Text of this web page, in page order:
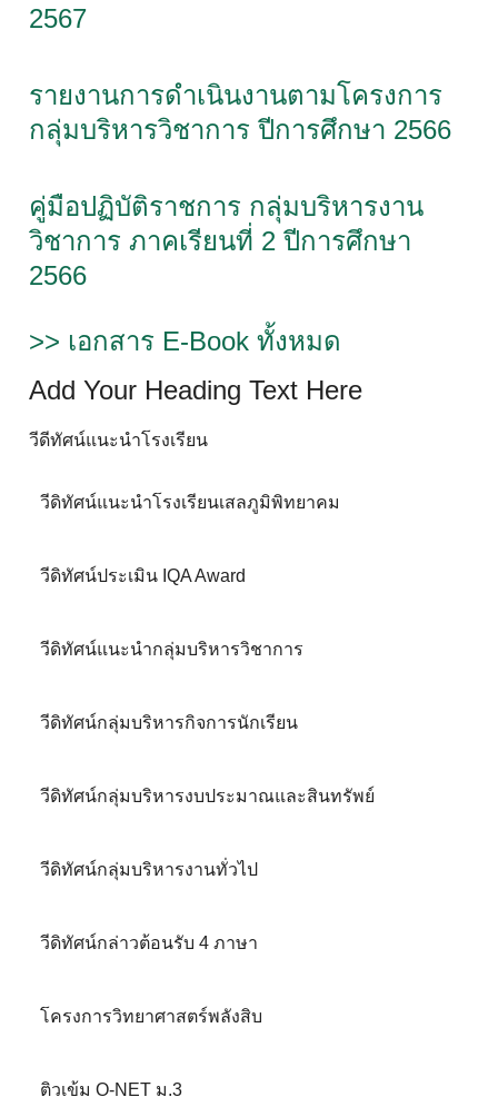
2567
รายงานการดำเนินงานตามโครงการ
กลุ่มบริหารวิชาการ ปีการศึกษา 2566
คู่มือปฏิบัติราชการ กลุ่มบริหารงาน
วิชาการ ภาคเรียนที่ 2 ปีการศึกษา
2566
>> เอกสาร E-Book ทั้งหมด
Add Your Heading Text Here
วีดีทัศน์แนะนำโรงเรียน
วีดิทัศน์แนะนำโรงเรียนเสลภูมิพิทยาคม
วีดิทัศน์ประเมิน IQA Award
วีดิทัศน์แนะนำกลุ่มบริหารวิชาการ
วีดิทัศน์กลุ่มบริหารกิจการนักเรียน
วีดิทัศน์กลุ่มบริหารงบประมาณและสินทรัพย์
วีดิทัศน์กลุ่มบริหารงานทั่วไป
วีดิทัศน์กล่าวต้อนรับ 4 ภาษา
โครงการวิทยาศาสตร์พลังสิบ
ติวเข้ม O-NET ม.3